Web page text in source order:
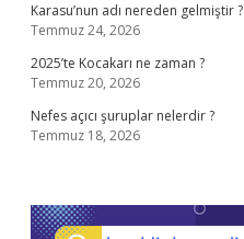
Karasu’nun adı nereden gelmiştir ?
Temmuz 24, 2026
2025’te Kocakarı ne zaman ?
Temmuz 20, 2026
Nefes açıcı şuruplar nelerdir ?
Temmuz 18, 2026